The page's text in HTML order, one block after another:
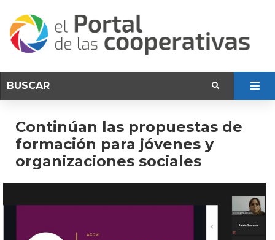
Continúan las propuestas de
formación para jóvenes y
organizaciones sociales